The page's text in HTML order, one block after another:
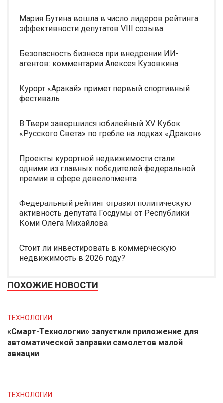
Мария Бутина вошла в число лидеров рейтинга
эффективности депутатов VIII созыва
Безопасность бизнеса при внедрении ИИ-
агентов: комментарии Алексея Кузовкина
Курорт «Аракай» примет первый спортивный
фестиваль
В Твери завершился юбилейный XV Кубок
«Русского Света» по гребле на лодках «Дракон»
Проекты курортной недвижимости стали
одними из главных победителей федеральной
премии в сфере девелопмента
Федеральный рейтинг отразил политическую
активность депутата Госдумы от Республики
Коми Олега Михайлова
Стоит ли инвестировать в коммерческую
недвижимость в 2026 году?
ПОХОЖИЕ НОВОСТИ
ТЕХНОЛОГИИ
«Смарт-Технологии» запустили приложение для
автоматической заправки самолетов малой
авиации
ТЕХНОЛОГИИ